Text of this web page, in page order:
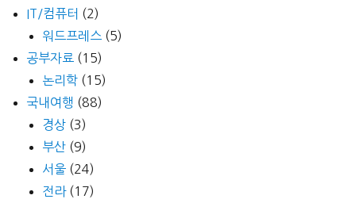
IT/컴퓨터 (2)
워드프레스 (5)
공부자료 (15)
논리학 (15)
국내여행 (88)
경상 (3)
부산 (9)
서울 (24)
전라(17)